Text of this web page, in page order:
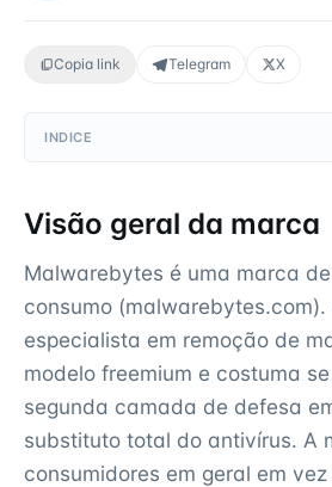
Copia link Telegram X
INDICE
Visão geral da marca
Malwarebytes é uma marca
consumo
especialista em remoção de
modelo freemium e costuma
segunda camada de defesa
substituto total do antivírus. A
consumidores em geral em